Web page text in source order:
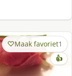
Maak favoriet1
👍